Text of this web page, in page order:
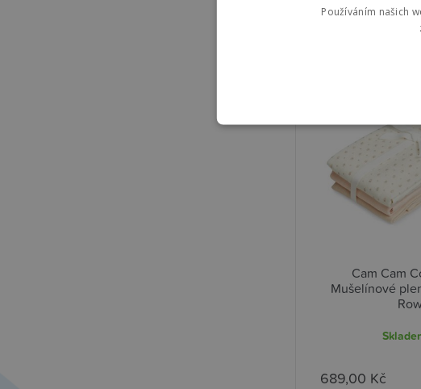
Cam Cam
Mušelínové
689,00 Kč
Používáním našich